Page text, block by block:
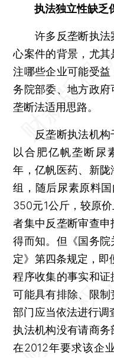
执法独立性缺乏
许多反垄断执法
心案件的背景，尤
注哪些企业可能受
务院部委、地方政
垄断法适用思路。
反垄断执法机构
以合肥亿帆垄断尿
年，亿帆医药、新
组，随后尿素原料
350元1公斤，较原
者集中反垄断审查
得而知。但《国务
定》第四条规定，即
程序收集的事实和
可能具有排除、限
部门应当依法进行调
执法机构没有请商务
在2012年要求该企